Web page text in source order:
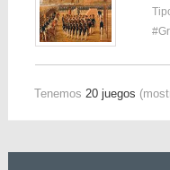
Tenemos 20 juegos